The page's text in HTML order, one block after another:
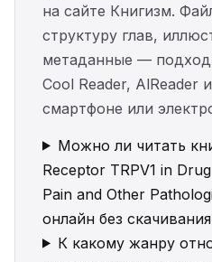
на сайте Книгизм.
структуру глав,
метаданные —
Cool Reader, AlReader
смартфоне или
Можно ли читать
Receptor TRPV1 in
Pain and Other
онлайн без
К какому жанру